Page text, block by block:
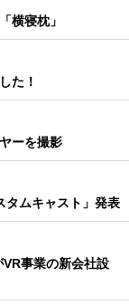
横寝枕」
た！
ーを撮影
タムキャスト」発表
VR事業の新会社設